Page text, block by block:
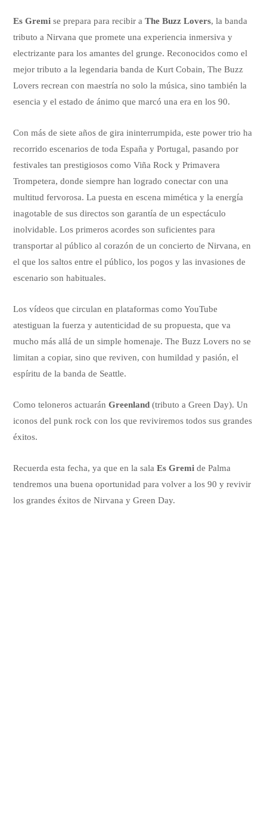
Es Gremi se prepara para recibir aThe Buzz Lovers, la banda
tributo a Nirvana que promete una experiencia inmersiva y
electrizante para los amantes del grunge. Reconocidos como el
mejor tributo a la legendaria banda de Kurt Cobain, The Buzz
Lovers recrean con maestría no solo la música, sino también la
esencia y el estado de ánimo que marcó una era en los 90.
Con más de siete años de gira ininterrumpida, este power trio ha
recorrido escenarios de toda España y Portugal, pasando por
festivales tan prestigiosos como Viña Rock y Primavera
Trompetera, donde siempre han logrado conectar con una
multitud fervorosa. La puesta en escena mimética y la energía
inagotable de sus directos son garantía de un espectáculo
inolvidable. Los primeros acordes son suficientes para
transportar al público al corazón de un concierto de Nirvana, en
el que los saltos entre el público, los pogos y las invasiones de
escenario son habituales.
Los vídeos que circulan en plataformas como YouTube
atestiguan la fuerza y autenticidad de su propuesta, que va
mucho más allá de un simple homenaje. The Buzz Lovers no se
limitan a copiar, sino que reviven, con humildad y pasión, el
espíritu de la banda de Seattle.
Como teloneros actuaránGreenland (tributo a Green Day). Un
iconos del punk rock con los que reviviremos todos sus grandes
éxitos.
Recuerda esta fecha, ya que en la salaEs Gremi de Palma
tendremos una buena oportunidad para volver a los 90 y revivir
los grandes éxitos de Nirvana y Green Day.